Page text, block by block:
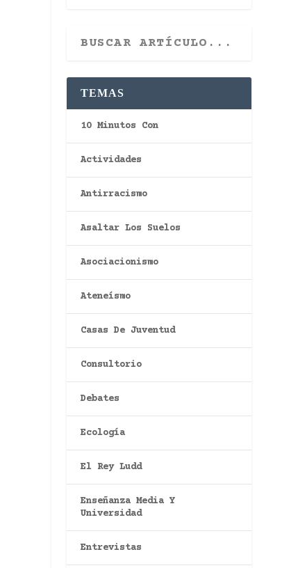
TEMAS
10 Minutos Con
Actividades
Antirracismo
Asaltar Los Suelos
Asociacionismo
Ateneísmo
Casas De Juventud
Consultorio
Debates
Ecología
El Rey Ludd
Enseñanza Media Y
Universidad
Entrevistas